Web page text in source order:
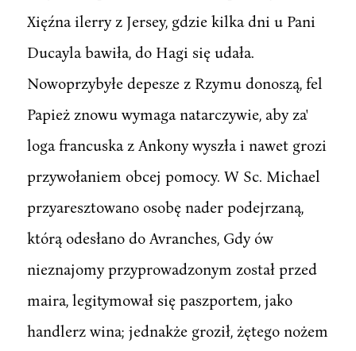
Xięźna ilerry z Jersey, gdzie kilka dni u Pani
Ducayla bawiła, do Hagi się udała.
Nowoprzybyłe depesze z Rzymu donoszą, fel
Papież znowu wymaga natarczywie, aby za'
loga francuska z Ankony wyszła i nawet grozi
przywołaniem obcej pomocy. W Sc. Michael
przyaresztowano osobę nader podejrzaną,
którą odesłano do Avranches, Gdy ów
nieznajomy przyprowadzonym został przed
maira, legitymował się paszportem, jako
handlerz wina; jednakże groził, żętego nożem